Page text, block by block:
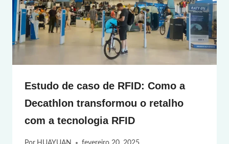
Estudo de caso de RFID: Como a
Decathlon transformou o retalho
com a tecnologia RFID